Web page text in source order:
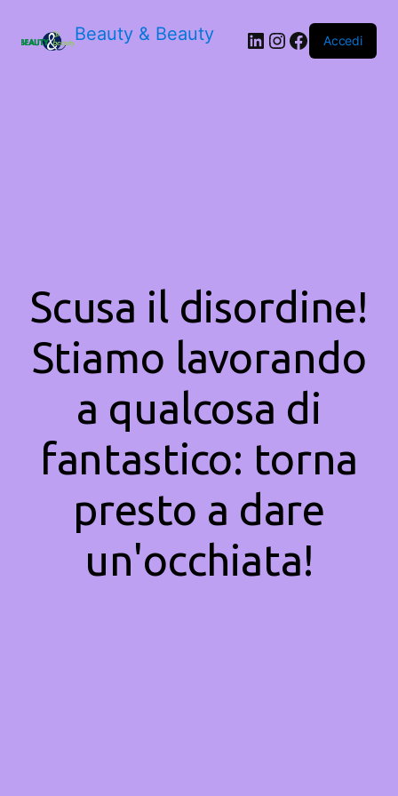
Beauty & Beauty LinkedIn
Instagram
Facebook
Accedi
Scusa il disordine!
Stiamo lavorando
a qualcosa di
fantastico: torna
presto a dare
un'occhiata!